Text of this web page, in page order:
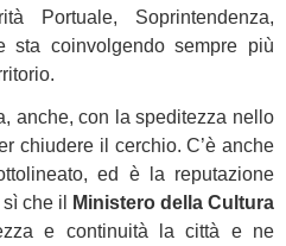
Portuale, Soprintendenza,
sta coinvolgendo sempre più
anche, con la speditezza nello
chiudere il cerchio. C’è anche
ed è la reputazione
che il
Ministero della Cultura
e continuità la città e ne